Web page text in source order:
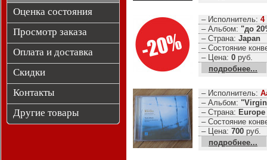
Оценка состояния
Просмотр заказа
Оплата и доставка
Скидки
Контакты
Другие товары
– Исполнитель: 4
– Альбом: "до
– Страна: Japan
– Состояние
– Цена: 0 руб.
подробнее...
– Исполнитель:
– Альбом: "Virgin
– Страна: Europe
– Состояние
– Цена: 700 руб.
подробнее...